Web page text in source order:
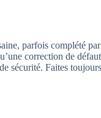
parfois complété
correction de
sécurité. Faites